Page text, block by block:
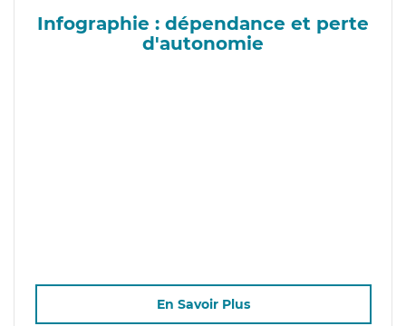
Infographie : dépendance et perte
d'autonomie
En Savoir Plus